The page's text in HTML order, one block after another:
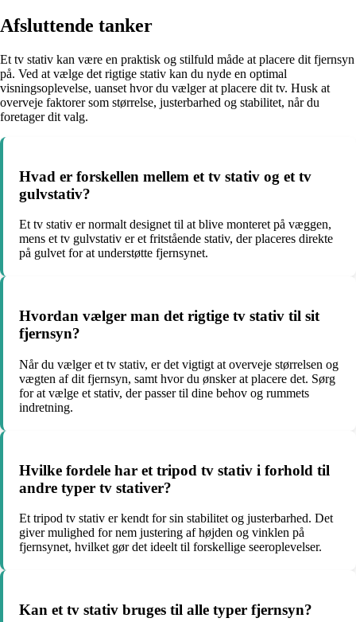
Afsluttende tanker
Et tv stativ kan være en praktisk og stilfuld måde at placere dit fjernsyn
på. Ved at vælge det rigtige stativ kan du nyde en optimal
visningsoplevelse, uanset hvor du vælger at placere dit tv. Husk at
overveje faktorer som størrelse, justerbarhed og stabilitet, når du
foretager dit valg.
Hvad er forskellen mellem et tv stativ og et tv
gulvstativ?
Et tv stativ er normalt designet til at blive monteret på væggen,
mens et tv gulvstativ er et fritstående stativ, der placeres direkte
på gulvet for at understøtte fjernsynet.
Hvordan vælger man det rigtige tv stativ til sit
fjernsyn?
Når du vælger et tv stativ, er det vigtigt at overveje størrelsen og
vægten af dit fjernsyn, samt hvor du ønsker at placere det. Sørg
for at vælge et stativ, der passer til dine behov og rummets
indretning.
Hvilke fordele har et tripod tv stativ i forhold til
andre typer tv stativer?
Et tripod tv stativ er kendt for sin stabilitet og justerbarhed. Det
giver mulighed for nem justering af højden og vinklen på
fjernsynet, hvilket gør det ideelt til forskellige seeroplevelser.
Kan et tv stativ bruges til alle typer fjernsyn?